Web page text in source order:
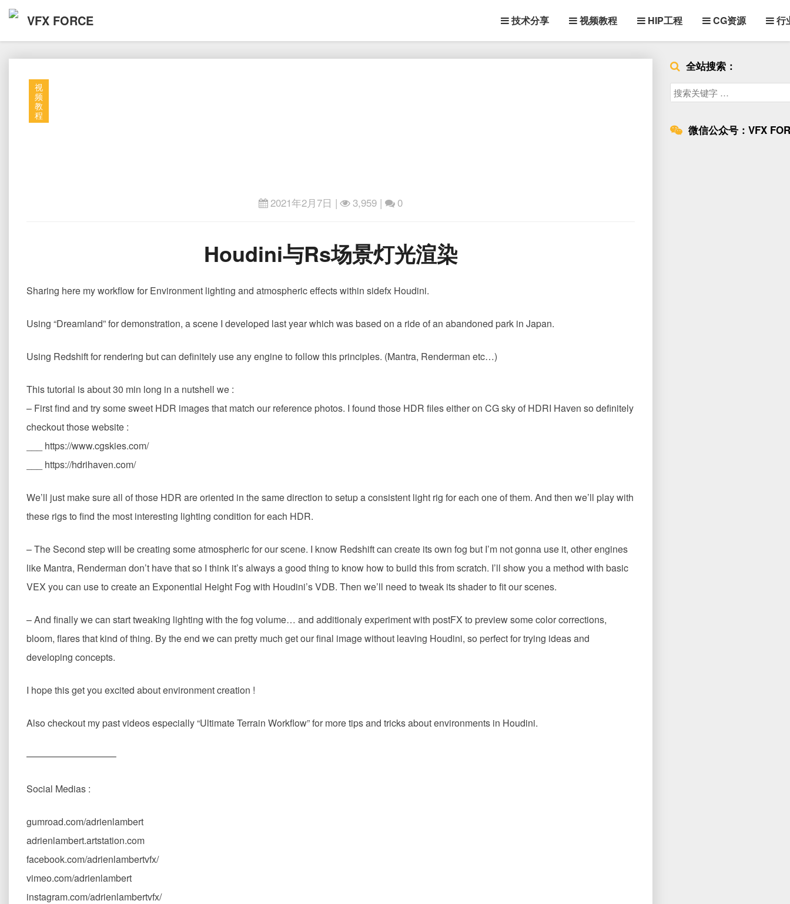
VFX FORCE 技术分享 视频教程 HIP工程 CG资源 行
视
频
教
程
2021年2月7日 | 3,959 | 0
Houdini
与
场
灯
染
Houdini与Rs场景灯光渲染
Sharing here my workflow for Environment lighting and atmospheric effects within sidefx Houdini.
Using “Dreamland” for demonstration, a scene I developed last year which was based on a ride of an abandoned park in Japan.
Using Redshift for rendering but can definitely use any engine to follow this principles. (Mantra, Renderman etc…)
This tutorial is about 30 min long in a nutshell we :
– First find and try some sweet HDR images that match our reference photos. I found those HDR files either on CG sky of HDRI Haven so definitely
checkout those website :
___ https://www.cgskies.com/
___ https://hdrihaven.com/
We’ll just make sure all of those HDR are oriented in the same direction to setup a consistent light rig for each one of them. And then we’ll play with
these rigs to find the most interesting lighting condition for each HDR.
– The Second step will be creating some atmospheric for our scene. I know Redshift can create its own fog but I’m not gonna use it, other engines
like Mantra, Renderman don’t have that so I think it’s always a good thing to know how to build this from scratch. I’ll show you a method with basic
VEX you can use to create an Exponential Height Fog with Houdini’s VDB. Then we’ll need to tweak its shader to fit our scenes.
– And finally we can start tweaking lighting with the fog volume… and additionaly experiment with postFX to preview some color corrections,
bloom, flares that kind of thing. By the end we can pretty much get our final image without leaving Houdini, so perfect for trying ideas and
developing concepts.
I hope this get you excited about environment creation !
Also checkout my past videos especially “Ultimate Terrain Workflow” for more tips and tricks about environments in Houdini.
—————————–
Social Medias :
gumroad.com/adrienlambert
adrienlambert.artstation.com
facebook.com/adrienlambertvfx/
vimeo.com/adrienlambert
instagram.com/adrienlambertvfx/
全站搜索：
Search
for:
微信公众号：VFX